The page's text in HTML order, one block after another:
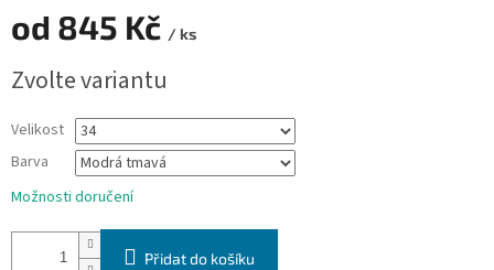
od 845 Kč / ks
cena:
Zvolte variantu
Velikost
Barva
Možnosti doručení
Přidat do košíku